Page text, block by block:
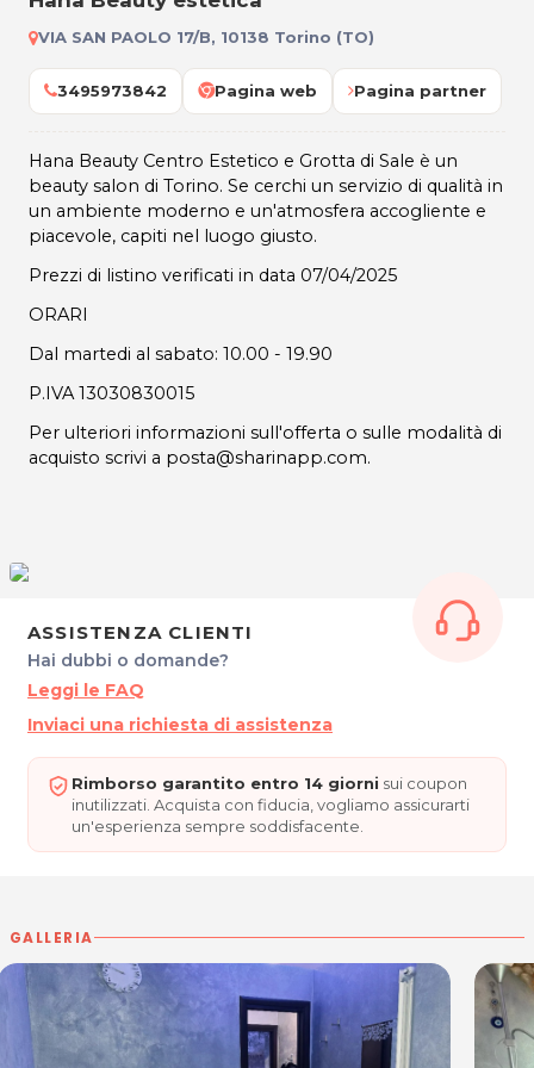
VIA SAN PAOLO 17/B, 10138 Torino (TO)
3495973842 Pagina web Pagina partner
Hana Beauty Centro Estetico e Grotta di Sale è un
beauty salon di Torino. Se cerchi un servizio di qualità in
un ambiente moderno e un'atmosfera accogliente e
piacevole, capiti nel luogo giusto.
Prezzi di listino verificati in data 07/04/2025
ORARI
Dal martedi al sabato: 10.00 - 19.90
P.IVA 13030830015
Per ulteriori informazioni sull'offerta o sulle modalità di
acquisto scrivi a posta@sharinapp.com.
ASSISTENZA CLIENTI
Hai dubbi o domande?
Leggi le FAQ
Inviaci una richiesta di assistenza
Rimborso garantito entro 14 giorni sui coupon
inutilizzati. Acquista con fiducia, vogliamo assicurarti
un'esperienza sempre soddisfacente.
GALLERIA